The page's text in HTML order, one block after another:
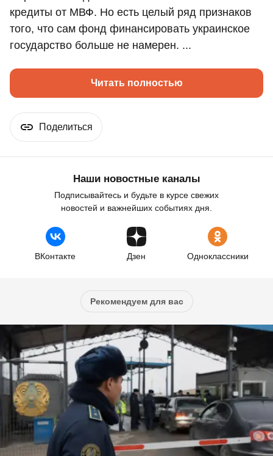
кредиты от МВФ. Но есть целый ряд признаков
того, что сам фонд финансировать украинское
государство больше не намерен. ...
Читать полностью
Поделиться
Наши новостные каналы
Подписывайтесь и будьте в курсе свежих
новостей и важнейших событиях дня.
ВКонтакте Дзен Одноклассники
Рекомендуем для вас